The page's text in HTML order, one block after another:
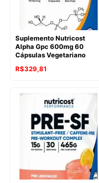
Suplemento Nutricost
Alpha Gpc 600mg 60
Cápsulas Vegetariano
R$329,81